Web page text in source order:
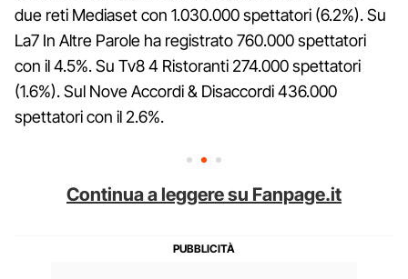
due reti Mediaset con 1.030.000 spettatori (6.2%). Su
La7 In Altre Parole ha registrato 760.000 spettatori
con il 4.5%. Su Tv8 4 Ristoranti 274.000 spettatori
(1.6%). Sul Nove Accordi & Disaccordi 436.000
spettatori con il 2.6%.
Continua a leggere su Fanpage.it